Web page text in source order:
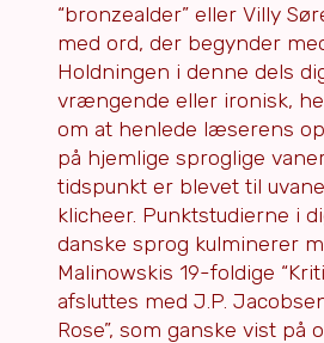
“bronzealder” eller Villy
med ord, der begynder
Holdningen i denne dels
vrængende eller ironisk,
om at henlede læserens
på hjemlige sproglige
tidspunkt er blevet til
klicheer. Punktstudierne i
danske sprog kulminerer
Malinowskis 19-foldige
afsluttes med J.P.
Rose”, som ganske vist på